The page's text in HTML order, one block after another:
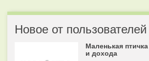
Новое от пользователей
Маленькая
и дохода